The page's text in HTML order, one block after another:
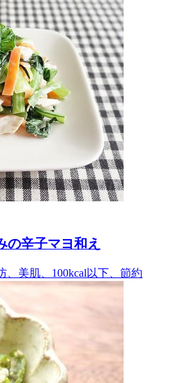
の辛子マヨ和え
美肌、100kcal以下、節約